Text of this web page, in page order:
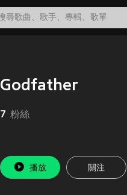
Godfather
7 粉絲
播放 關注